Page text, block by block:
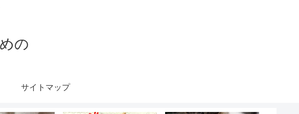
の
サイトマップ